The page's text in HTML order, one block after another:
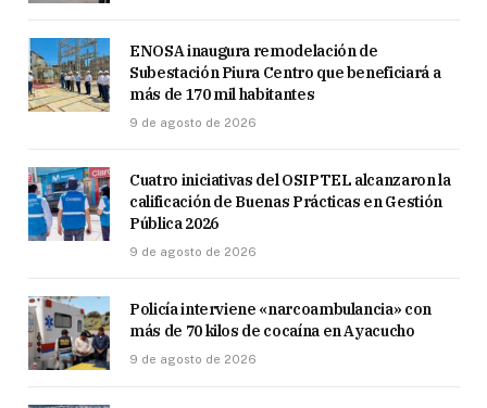
ENOSA inaugura remodelación de
Subestación Piura Centro que beneficiará a
más de 170 mil habitantes
9 de agosto de 2026
Cuatro iniciativas del OSIPTEL alcanzaron la
calificación de Buenas Prácticas en Gestión
Pública 2026
9 de agosto de 2026
Policía interviene «narcoambulancia» con
más de 70 kilos de cocaína en Ayacucho
9 de agosto de 2026